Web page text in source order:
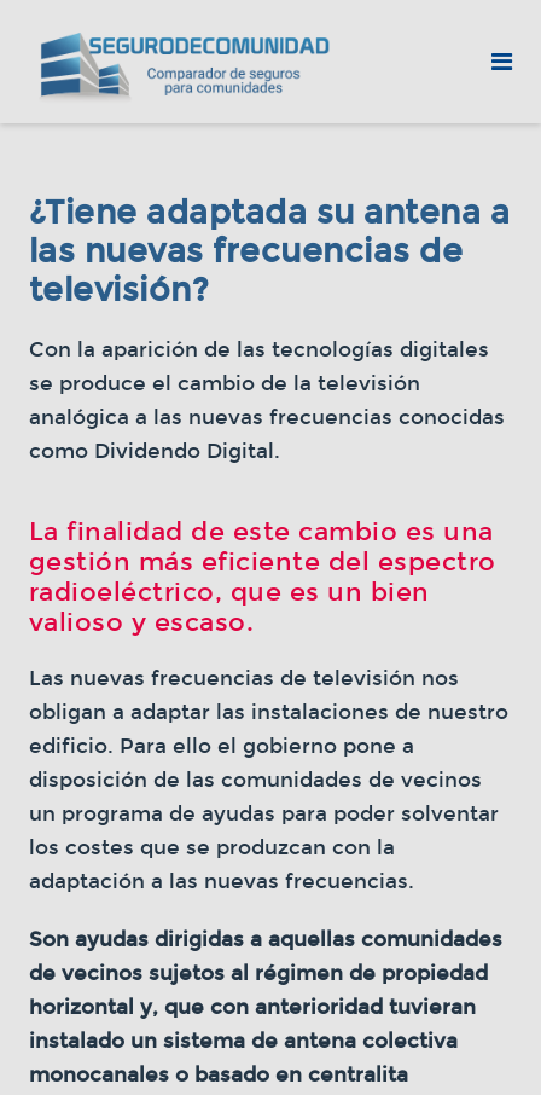
¿Tiene adaptada su antena a
las nuevas frecuencias de
televisión?
Con la aparición de las tecnologías digitales
se produce el cambio de la televisión
analógica a las nuevas frecuencias conocidas
como Dividendo Digital.
La finalidad de este cambio es una
gestión más eficiente del espectro
radioeléctrico, que es un bien
valioso y escaso.
Las nuevas frecuencias de televisión nos
obligan a adaptar las instalaciones de nuestro
edificio. Para ello el gobierno pone a
disposición de las comunidades de vecinos
un programa de ayudas para poder solventar
los costes que se produzcan con la
adaptación a las nuevas frecuencias.
Son ayudas dirigidas a aquellas comunidades
de vecinos sujetos al régimen de propiedad
horizontal y, que con anterioridad tuvieran
instalado un sistema de antena colectiva
monocanales o basado en centralita